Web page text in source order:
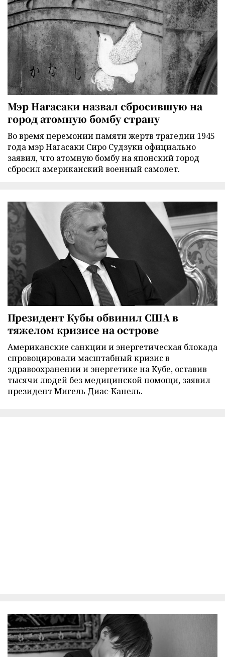
Мэр Нагасаки назвал сбросившую на
город атомную бомбу страну
Во время церемонии памяти жертв трагедии 1945
года мэр Нагасаки Сиро Судзуки официально
заявил, что атомную бомбу на японский город
сбросил американский военный самолет.
Президент Кубы обвинил США в
тяжелом кризисе на острове
Американские санкции и энергетическая блокада
спровоцировали масштабный кризис в
здравоохранении и энергетике на Кубе, оставив
тысячи людей без медицинской помощи, заявил
президент Мигель Диас-Канель.